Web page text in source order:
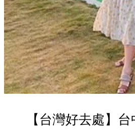
【台灣好去處】